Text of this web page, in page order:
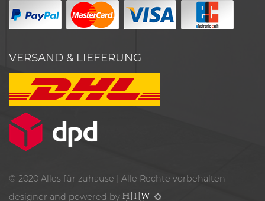
VERSAND & LIEFERUNG
© 2020 Alles für zuhause | Alle Rechte vorbehalten
designer and powered by